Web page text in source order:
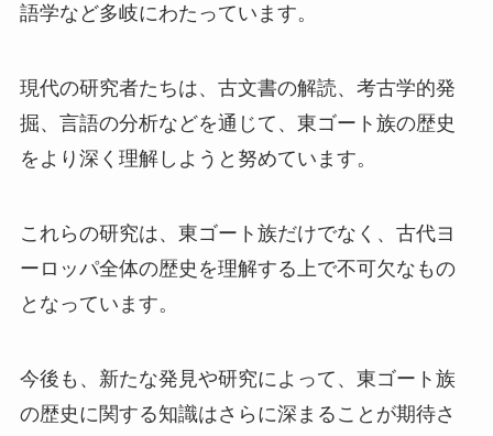
語学など多岐にわたっています。
現代の研究者たちは、古文書の解読、考古学的発
掘、言語の分析などを通じて、東ゴート族の歴史
をより深く理解しようと努めています。
これらの研究は、東ゴート族だけでなく、古代ヨ
ーロッパ全体の歴史を理解する上で不可欠なもの
となっています。
今後も、新たな発見や研究によって、東ゴート族
の歴史に関する知識はさらに深まることが期待さ